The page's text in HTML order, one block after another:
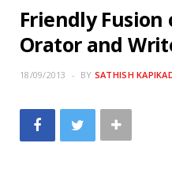
Friendly Fusion
Orator and
18/09/2013 BY SATHISH